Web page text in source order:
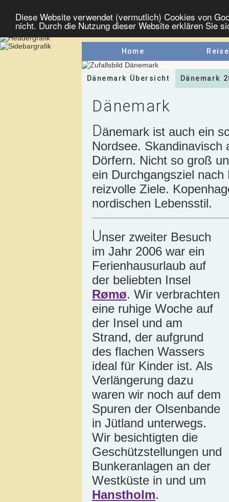
Diese Website verwendet (vermutlich) Cookies von
nicht. Durch die Nutzung dieser Website erklären Sie
Home
Dänemark Übersicht Dänemark
Dänemark
Dänemark ist auch ein
Nordsee. Skandinavisch
Dörfern. Nicht so groß
ein Durchgangsziel
reizvolle Ziele.
nordischen Lebensstil.
Unser zweiter Besuch
im Jahr 2006 war ein
Ferienhausurlaub auf
der beliebten Insel
Rømø. Wir verbrachten
eine ruhige Woche auf
der Insel und am
Strand, der aufgrund
des flachen Wassers
ideal für Kinder ist. Als
Verlängerung dazu
waren wir noch auf dem
Spuren der Olsenbande
in Jütland unterwegs.
Wir besichtigten die
Geschützstellungen und
Bunkeranlagen an der
Westküste in und um
Hanstholm.